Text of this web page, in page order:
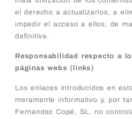
el derecho a actualizarlos, a
impedir el acceso a ellos, de
definitiva.
Responsabilidad respecto a
páginas webs (links)
Los enlaces introducidos en
meramente informativo y, por
Fernandez Copé, SL. no